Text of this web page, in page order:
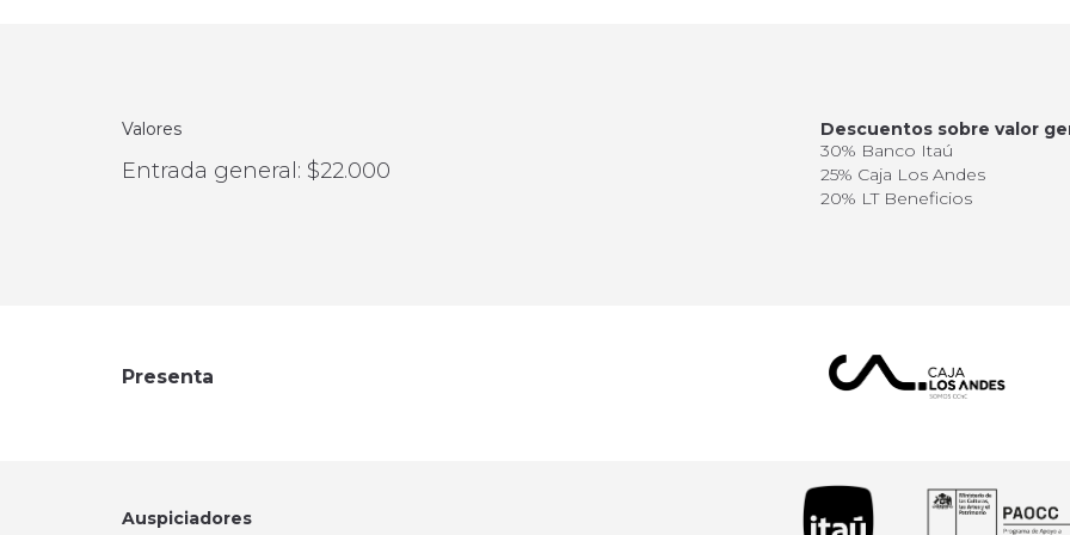
Valores
Entrada general: $22.000
Descuentos sobre valor
30% Banco Itaú
25% Caja Los Andes
20% LT Beneficios
Presenta
Auspiciadores